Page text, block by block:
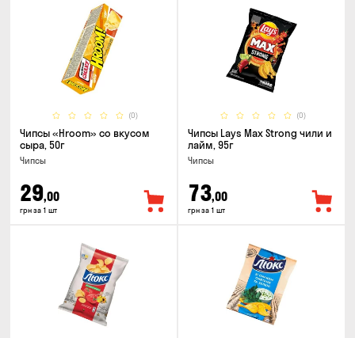
(0)
Чипсы «Hroom» со вкусом
сыра, 50г
Чипсы
29,00
грн за 1 шт
(0)
Чипсы Lays Max Strong чили и
лайм, 95г
Чипсы
73,00
грн за 1 шт